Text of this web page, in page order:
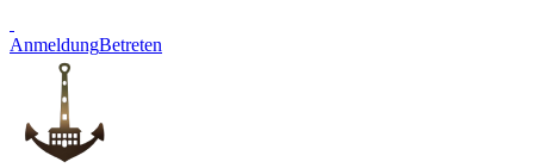
AnmeldungBetreten